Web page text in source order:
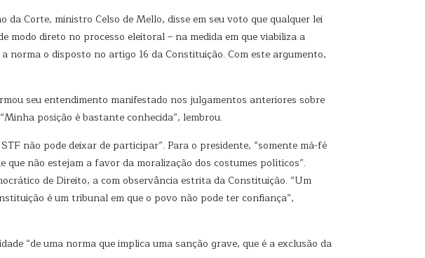
Corte, ministro Celso de Mello, disse em seu voto que qualquer lei
modo direto no processo eleitoral – na medida em que viabiliza a
norma o disposto no artigo 16 da Constituição. Com este argumento,
seu entendimento manifestado nos julgamentos anteriores sobre
posição é bastante conhecida”, lembrou.
não pode deixar de participar”. Para o presidente, “somente má-fé
não estejam a favor da moralização dos costumes políticos”.
de Direito, a com observância estrita da Constituição. “Um
é um tribunal em que o povo não pode ter confiança”,
“de uma norma que implica uma sanção grave, que é a exclusão da